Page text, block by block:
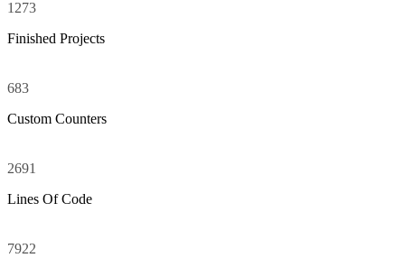
1273
Finished Projects
683
Custom Counters
2691
Lines Of Code
7922